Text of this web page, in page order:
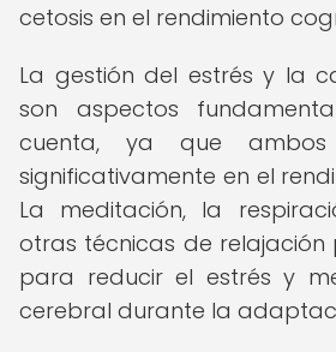
cetosis en el rendimiento
La gestión del estrés y la
son aspectos
cuenta, ya que ambos
significativamente en el
La meditación, la
otras técnicas de relajación
para reducir el estrés y
cerebral durante la